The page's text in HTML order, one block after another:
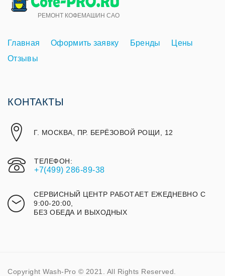
РЕМОНТ КОФЕМАШИН САО
Главная Оформить заявку Бренды
Цены
Отзывы
КОНТАКТЫ
Г. МОСКВА, ПР. БЕРЁЗОВОЙ РОЩИ, 12
ТЕЛЕФОН:
+7(499) 286-89-38
СЕРВИСНЫЙ ЦЕНТР РАБОТАЕТ ЕЖЕДНЕВНО С
9:00-20:00,
БЕЗ ОБЕДА И ВЫХОДНЫХ
Copyright Wash-Pro © 2021. All Rights Reserved.